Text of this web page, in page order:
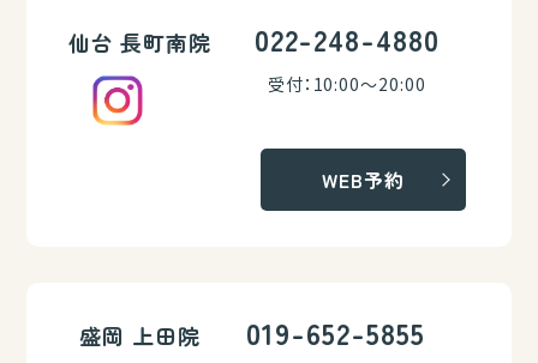
仙台 長町南院 022-248-4880
受付：10:00～20:00
WEB予約
盛岡 上田院 019-652-5855